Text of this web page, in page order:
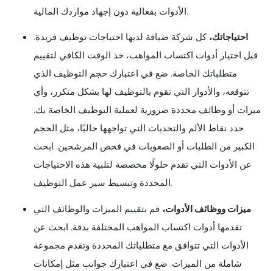
الأدوات بفعالية دون إجهاد مواردك المالية.
احتياجاتك،كل شركة ضيافة لديها احتياجات توظيف فريدة.
قبل اختيار أدوات اكتساب المواهب، خذ الوقت الكافي لتقييم
متطلباتك الخاصة. ضع في اعتبارك حجم التوظيف الذي
تتوقعه، والأدوار التي تقوم بالتوظيف لها بشكل متكرر، وأي
ميزات أو وظائف محددة ضرورية لعملية التوظيف الخاصة بك.
حدد نقاط الألم والتحديات التي تواجهها حاليًا، مثل الحجم
الكبير من الطلبات أو الصعوبات في فحص المرشحين. ابحث
عن الأدوات التي تقدم حلولًا مخصصة لتلبية هذه الاحتياجات
المحددة وتبسيط سير عمل التوظيف.
ميزات ووظائف الأدوات، قم بتقييم الميزات والوظائف التي
تقدمها أدوات اكتساب المواهب المختلفة بدقة. ابحث عن
الأدوات التي تتوافق مع متطلباتك المحددة وتقدم مجموعة
شاملة من الميزات. ضع في اعتبارك جوانب مثل إمكانات